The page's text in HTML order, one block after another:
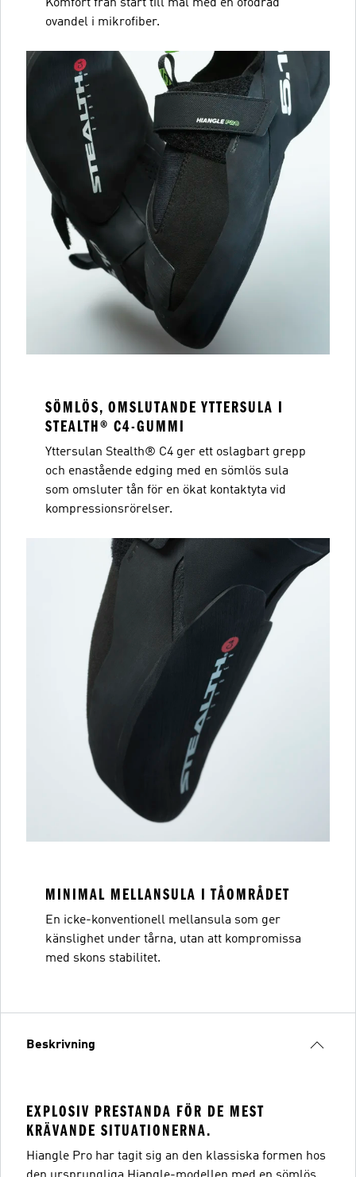
Komfort från start till mål med en ofodrad
ovandel i mikrofiber.
SÖMLÖS, OMSLUTANDE YTTERSULA I
STEALTH® C4-GUMMI
Yttersulan Stealth® C4 ger ett oslagbart grepp
och enastående edging med en sömlös sula
som omsluter tån för en ökat kontaktyta vid
kompressionsrörelser.
MINIMAL MELLANSULA I TÅOMRÅDET
En icke-konventionell mellansula som ger
känslighet under tårna, utan att kompromissa
med skons stabilitet.
Beskrivning
EXPLOSIV PRESTANDA FÖR DE MEST
KRÄVANDE SITUATIONERNA.
Hiangle Pro har tagit sig an den klassiska formen hos